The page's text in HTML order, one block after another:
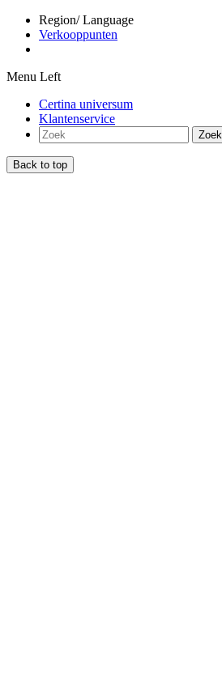
Region/ Language
Verkooppunten
Menu Left
Certina universum
Klantenservice
Zoek
Back to top